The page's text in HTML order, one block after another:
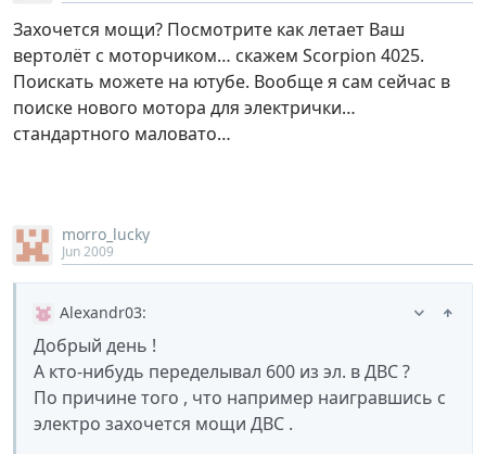
Захочется мощи? Посмотрите как летает Ваш
вертолёт с моторчиком… скажем Scorpion 4025.
Поискать можете на ютубе. Вообще я сам сейчас в
поиске нового мотора для электрички…
стандартного маловато…
morro_lucky
Jun 2009
Alexandr03:
Добрый день !
А кто-нибудь переделывал 600 из эл. в ДВС ?
По причине того , что например наигравшись с
электро захочется мощи ДВС .